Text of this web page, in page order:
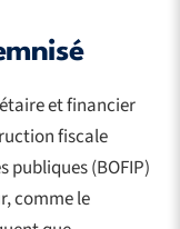
et financier
fiscale
publiques (BOFIP)
comme le